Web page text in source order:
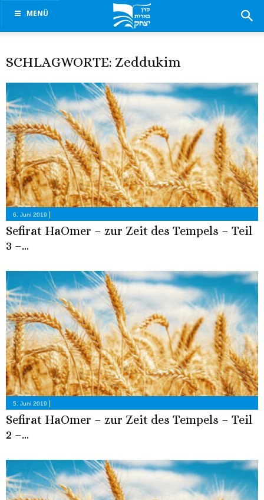
MENÜ
SCHLAGWORTE: Zeddukim
6. Juni 2019
Sefirat HaOmer – zur Zeit des Tempels – Teil
3 –...
5. Juni 2019 |
Sefirat HaOmer – zur Zeit des Tempels – Teil
2 –...